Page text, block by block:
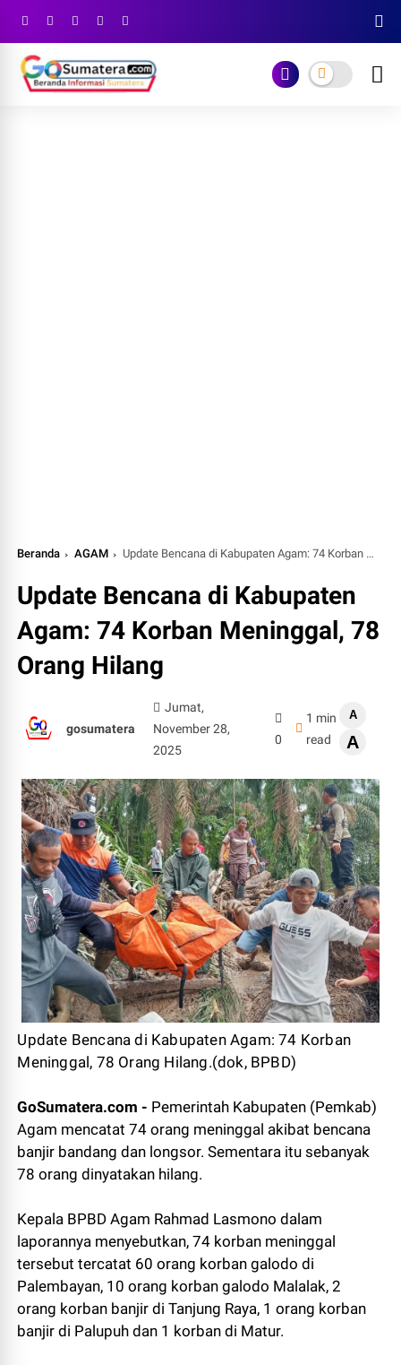
Beranda AGAM Update Bencana di Kabupaten Agam: 74 Korban Meninggal, 78 Orang Hilang
Update Bencana di Kabupaten
Agam: 74 Korban Meninggal, 78
Orang Hilang
gosumatera
Jumat,
November 28,
2025
0
1 min
read
A
A
Update Bencana di Kabupaten Agam: 74 Korban
Meninggal, 78 Orang Hilang.(dok, BPBD)
GoSumatera.com - Pemerintah Kabupaten (Pemkab)
Agam mencatat 74 orang meninggal akibat bencana
banjir bandang dan longsor. Sementara itu sebanyak
78 orang dinyatakan hilang.
Kepala BPBD Agam Rahmad Lasmono dalam
laporannya menyebutkan, 74 korban meninggal
tersebut tercatat 60 orang korban galodo di
Palembayan, 10 orang korban galodo Malalak, 2
orang korban banjir di Tanjung Raya, 1 orang korban
banjir di Palupuh dan 1 korban di Matur.